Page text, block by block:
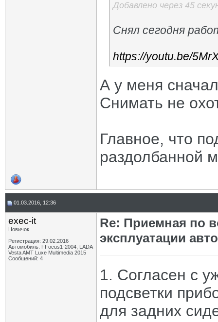
Добавлено через 45
Снял сегодня
https://youtu.be/
А у меня
Снимать не
Главное, что
раздолбанной
01.03.2016, 12:36
exec-it
Новичок
Регистрация: 29.02.2016
Автомобиль: FFocus1-2004, LADA
Vesta AMT Luxe Multimedia 2015
Сообщений: 4
Re: Приемная по
эксплуатации
1. Согласен с
подсветки
для задних